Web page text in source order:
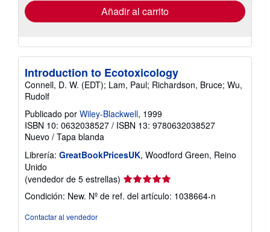
envío
Añadir al carrito
Introduction to Ecotoxicology
Connell, D. W. (EDT); Lam, Paul; Richardson, Bruce; Wu,
Rudolf
Publicado por Wiley-Blackwell, 1999
ISBN 10: 0632038527 / ISBN 13: 9780632038527
Nuevo / Tapa blanda
Librería: GreatBookPricesUK, Woodford Green, Reino
Unido
(vendedor de 5 estrellas) Calificación
del
vendedor:
Condición: New. Nº de ref. del artículo: 1038664-n
Contactar al vendedor